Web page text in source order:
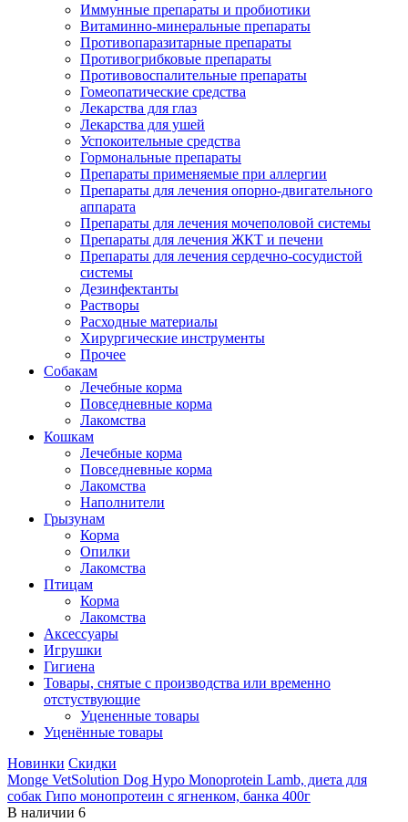
Иммунные препараты и пробиотики
Витаминно-минеральные препараты
Противопаразитарные препараты
Противогрибковые препараты
Противовоспалительные препараты
Гомеопатические средства
Лекарства для глаз
Лекарства для ушей
Успокоительные средства
Гормональные препараты
Препараты применяемые при аллергии
Препараты для лечения опорно-двигательного
аппарата
Препараты для лечения мочеполовой системы
Препараты для лечения ЖКТ и печени
Препараты для лечения сердечно-сосудистой
системы
Дезинфектанты
Растворы
Расходные материалы
Хирургические инструменты
Прочее
Собакам
Лечебные корма
Повседневные корма
Лакомства
Кошкам
Лечебные корма
Повседневные корма
Лакомства
Наполнители
Грызунам
Корма
Опилки
Лакомства
Птицам
Корма
Лакомства
Аксессуары
Игрушки
Гигиена
Товары, снятые с производства или временно
отстуствующие
Уцененные товары
Уценённые товары
Новинки Скидки
Monge VetSolution Dog Hypo Monoprotein Lamb, диета для
собак Гипо монопротеин с ягненком, банка 400г
В наличии 6